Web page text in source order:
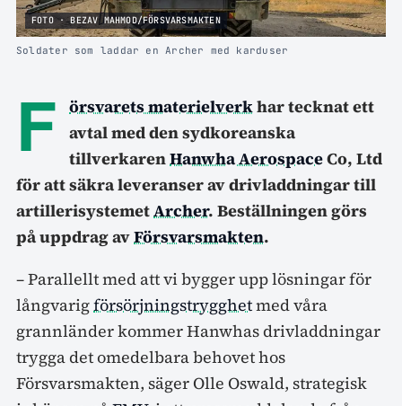
FOTO · BEZAV MAHMOD/FÖRSVARSMAKTEN
Soldater som laddar en Archer med karduser
F örsvarets materielverkhar tecknat ett
avtal med den sydkoreanska
tillverkarenHanwha AerospaceCo, Ltd
för att säkra leveranser av drivladdningar till
artillerisystemetArcher. Beställningen görs
på uppdrag avFörsvarsmakten.
– Parallellt med att vi bygger upp lösningar för
långvarigförsörjningstrygghetmed våra
grannländer kommer Hanwhas drivladdningar
trygga det omedelbara behovet hos
Försvarsmakten, säger Olle Oswald, strategisk